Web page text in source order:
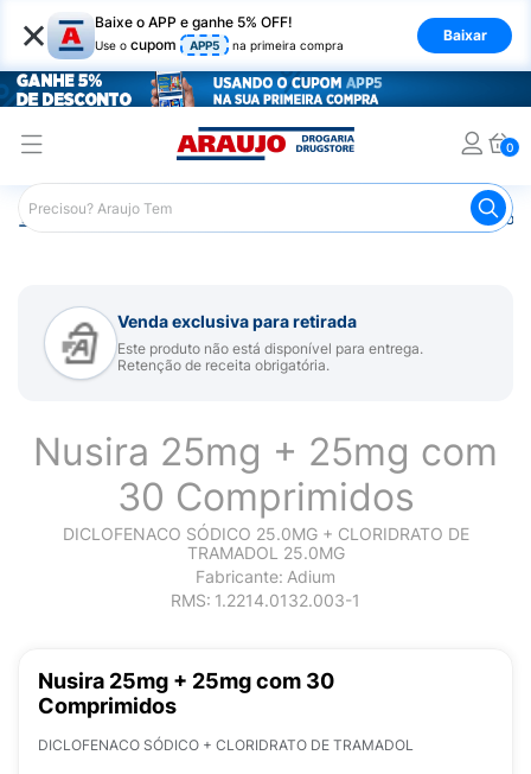
× Baixe o APP e ganhe 5% OFF!
Use o cupom APP5 na primeira compra
Baixar
0
Araujo Medicamentos Remédio
Venda exclusiva para retirada
Este produto não está disponível para entrega.
Retenção de receita obrigatória.
Nusira 25mg + 25mg com
30 Comprimidos
DICLOFENACO SÓDICO 25.0MG + CLORIDRATO DE
TRAMADOL 25.0MG
Fabricante: Adium
RMS: 1.2214.0132.003-1
Nusira 25mg + 25mg com 30
Comprimidos
DICLOFENACO SÓDICO + CLORIDRATO DE TRAMADOL